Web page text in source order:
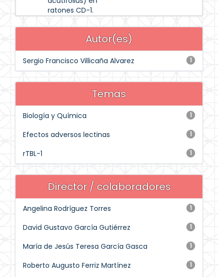
ratones CD-1.
Autor(es)
1
Sergio Francisco Villicaña Alvarez
Temas
1
Biología y Química
1
Efectos adversos lectinas
1
rTBL-1
Director / colaboradores
1
Angelina Rodríguez Torres
1
David Gustavo García Gutiérrez
1
María de Jesús Teresa García Gasca
1
Roberto Augusto Ferriz Martínez